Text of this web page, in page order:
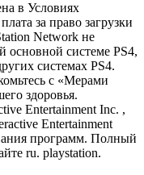
в Условиях
за право загрузки
Network не
основной системе PS4,
системах PS4.
с «Мерами
здоровья.
Entertainment Inc. ,
Entertainment
программ. Полный
ru. playstation.